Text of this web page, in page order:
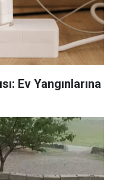
Ev Yangınlarına